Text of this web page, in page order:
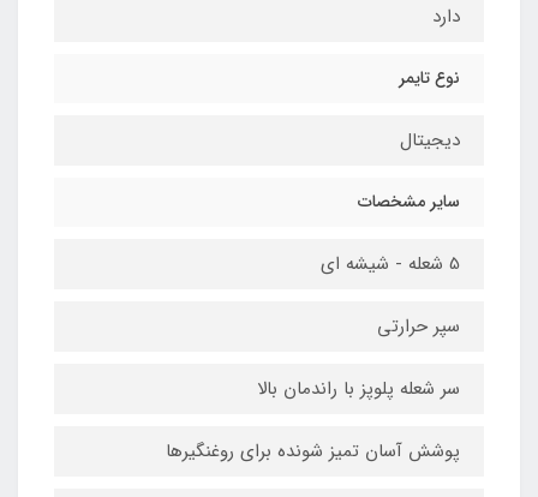
دارد
نوع تایمر
دیجیتال
سایر مشخصات
5 شعله - شیشه ای
سپر حرارتی
سر شعله پلوپز با راندمان بالا
پوشش آسان تمیز شونده برای روغنگیرها